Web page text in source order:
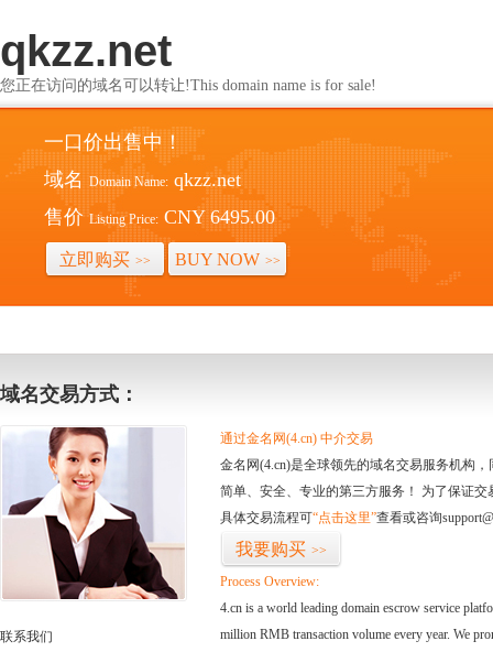
qkzz.net
您正在访问的域名可以转让!This domain name is for sale!
一口价出售中！
域名 Domain Name: qkzz.net
售价 Listing Price: CNY 6495.00
立即购买 >> BUY NOW >>
域名交易方式：
联系我们
通过金名网(4.cn) 中介交易
金名网(4.cn)是全球领先的域名交易服务机构
简单、安全、专业的第三方服务！ 为了保证
具体交易流程可“点击这里”查看或咨询
我要购买 >>
Process Overview:
4.cn is a world leading domain escrow service
million RMB transaction volume every year. We